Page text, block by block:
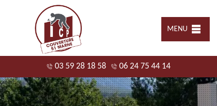
MENU
03 59 28 18 58 06 24 75 44 14